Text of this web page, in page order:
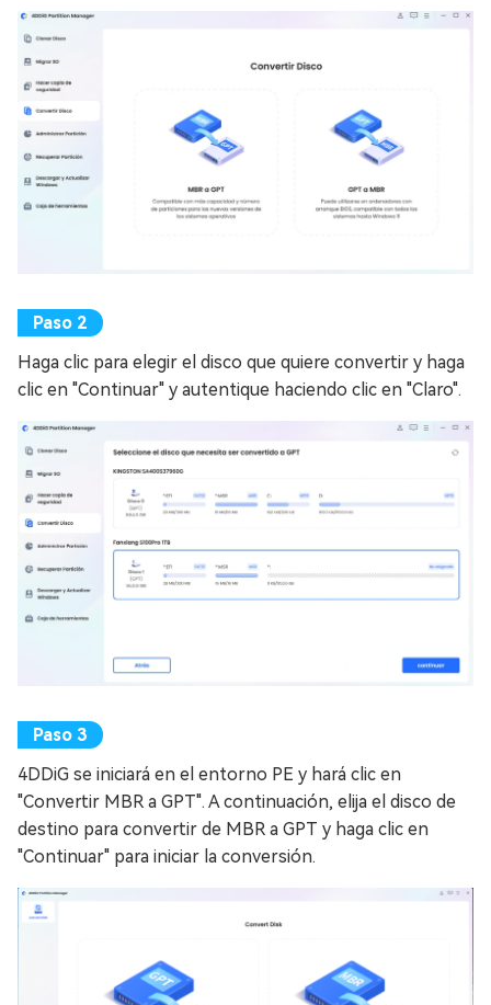
Haga clic para elegir el disco que quiere convertir y haga
clic en "Continuar" y autentique haciendo clic en "Claro".
4DDiG se iniciará en el entorno PE y hará clic en
"Convertir MBR a GPT". A continuación, elija el disco de
destino para convertir de MBR a GPT y haga clic en
"Continuar" para iniciar la conversión.